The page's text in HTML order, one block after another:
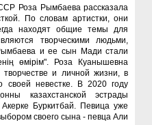
Роза Рымбаева рассказала
По словам артистки, они
находят общие темы для
творческими людьми,
и ее сын Мади стали
өмірім". Роза Куанышевна
и личной жизни, в
своей невестке. В 2020 году
казахстанской эстрады
Буркитбай. Певица уже
своего сына - певца Али